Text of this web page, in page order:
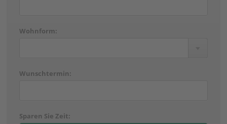
Wohnform:
Wunschtermin:
Sparen Sie Zeit: